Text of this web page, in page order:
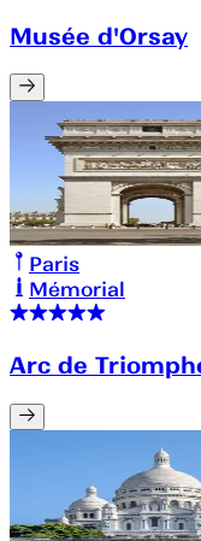
Musée d'Orsay
Paris
Mémorial
Arc de